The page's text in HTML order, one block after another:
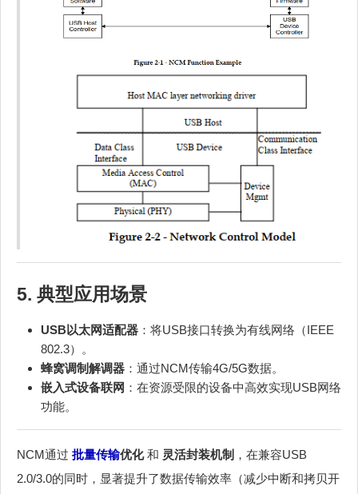
5. 典型应用场景
USB以太网适配器 ：将USB接口转换为有线网络（IEEE
802.3）。
蜂窝调制解调器 ：通过NCM传输4G/5G数据。
嵌入式设备联网 ：在资源受限的设备中高效实现USB网络
功能。
NCM通过 批量传输优化和 灵活封装机制 ，在兼容USB
2.0/3.0的同时，显著提升了数据传输效率（减少中断和拷贝开